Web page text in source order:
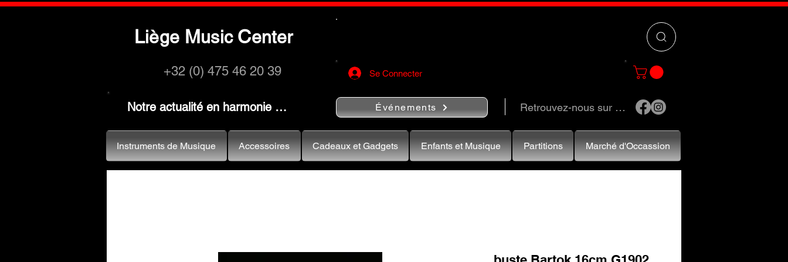
Liège Music Center
+32 (0) 475 46 20 39 Se Connecter
Notre actualité en harmonie … Événements Retrouvez-nous sur …
Instruments de Musique Accessoires Cadeaux et Gadgets Enfants et Musique Partitions Marché d'Occassion